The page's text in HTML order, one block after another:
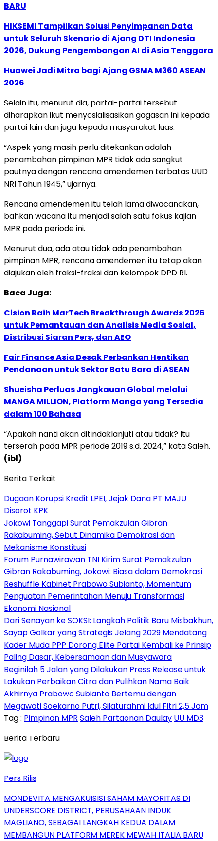
BARU
HIKSEMI Tampilkan Solusi Penyimpanan Data
untuk Seluruh Skenario di Ajang DTI Indonesia
2026, Dukung Pengembangan AI di Asia Tenggara
Huawei Jadi Mitra bagi Ajang GSMA M360 ASEAN
2026
Selain itu, menurut dia, partai-partai tersebut
diharapkan ikut menyosialisasikan gagasan ini kepada
partai lain dan juga kepada masyarakat luas.
“Aspek yang masih perlu ditekankan adalah
penambahan pimpinan MPR tidak ada sangkut
pautnya dengan rencana amendemen terbatas UUD
NRI Tahun 1945,” ujarnya.
Rencana amendemen itu telah lama diwacanakan,
bahkan wacana itu menjadi salah satu fokus kajian
MPR pada periode ini.
Menurut dua, ada atau tidak ada penambahan
pimpinan MPR, rencana amendemen itu tetap akan
diajukan oleh fraksi-fraksi dan kelompok DPD RI.
Baca Juga:
Cision Raih MarTech Breakthrough Awards 2026
untuk Pemantauan dan Analisis Media Sosial,
Distribusi Siaran Pers, dan AEO
Fair Finance Asia Desak Perbankan Hentikan
Pendanaan untuk Sektor Batu Bara di ASEAN
Shueisha Perluas Jangkauan Global melalui
MANGA MILLION, Platform Manga yang Tersedia
dalam 100 Bahasa
“Apakah nanti akan ditindaklanjuti atau tidak? Itu
terserah pada MPR periode 2019 s.d. 2024,” kata Saleh.
(ibl)
Berita Terkait
Dugaan Korupsi Kredit LPEI, Jejak Dana PT MAJU
Disorot KPK
Jokowi Tanggapi Surat Pemakzulan Gibran
Rakabuming, Sebut Dinamika Demokrasi dan
Mekanisme Konstitusi
Forum Purnawirawan TNI Kirim Surat Pemakzulan
Gibran Rakabuming, Jokowi: Biasa dalam Demokrasi
Reshuffle Kabinet Prabowo Subianto, Momentum
Penguatan Pemerintahan Menuju Transformasi
Ekonomi Nasional
Dari Senayan ke SOKSI: Langkah Politik Baru Misbakhun,
Sayap Golkar yang Strategis Jelang 2029 Mendatang
Kader Muda PPP Dorong Elite Partai Kembali ke Prinsip
Paling Dasar, Kebersamaan dan Musyawara
Beginilah 5 Jalan yang Dilakukan Press Release untuk
Lakukan Perbaikan Citra dan Pulihkan Nama Baik
Akhirnya Prabowo Subianto Bertemu dengan
Megawati Soekarno Putri, Silaturahmi Idul Fitri 2,5 Jam
Tag : Pimpinan MPR Saleh Partaonan Daulay UU MD3
Berita Terbaru
Pers Rilis
MONDEVITA MENGAKUISISI SAHAM MAYORITAS DI
UNDERSCORE DISTRICT, PERUSAHAAN INDUK
MAGLIANO, SEBAGAI LANGKAH KEDUA DALAM
MEMBANGUN PLATFORM MEREK MEWAH ITALIA BARU